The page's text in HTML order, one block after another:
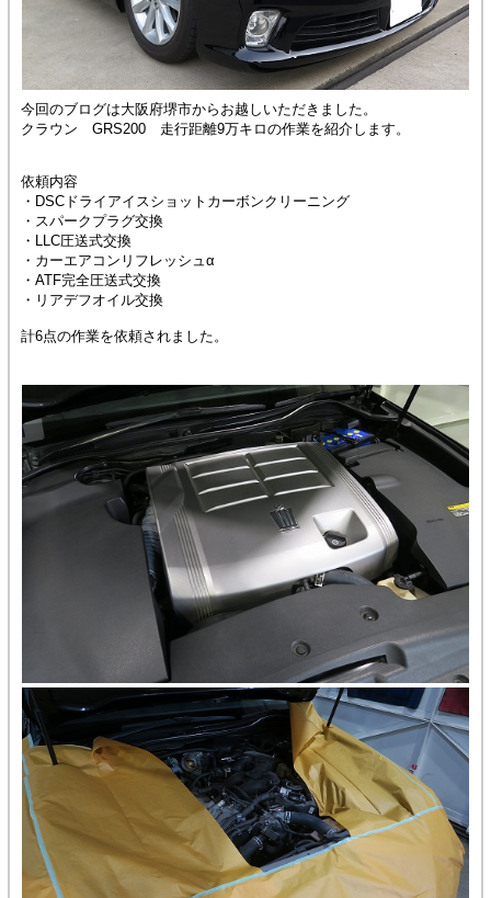
今回のブログは大阪府堺市からお越しいただきました。
クラウン GRS200 走行距離9万キロの作業を紹介します。
依頼内容
・DSCドライアイスショットカーボンクリーニング
・スパークプラグ交換
・LLC圧送式交換
・カーエアコンリフレッシュα
・ATF完全圧送式交換
・リアデフオイル交換
計6点の作業を依頼されました。